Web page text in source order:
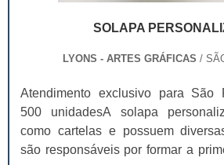
SOLAPA
LYONS - ARTES GRÁFICAS /
Atendimento exclusivo para São
500 unidadesA solapa
como cartelas e possuem
são responsáveis por formar a